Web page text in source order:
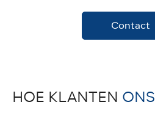
Contact
HOE KLANTEN ONS